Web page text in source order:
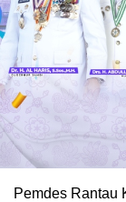
Pemdes Rantau